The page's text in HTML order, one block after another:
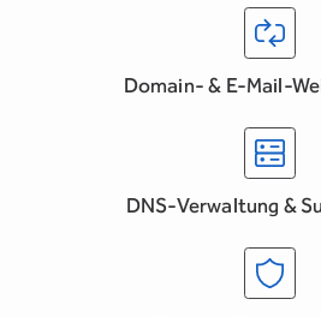
Domain- & E-Mail-
DNS-Verwaltung &